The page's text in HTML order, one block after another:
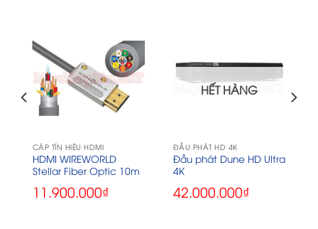
CÁP TÍN HIỆU HDMI
HDMI WIREWORLD
Stellar Fiber Optic 10m
11.900.000₫
HẾT HÀNG
ĐẦU PHÁT HD 4K
Đầu phát Dune HD Ultra
4K
42.000.000₫